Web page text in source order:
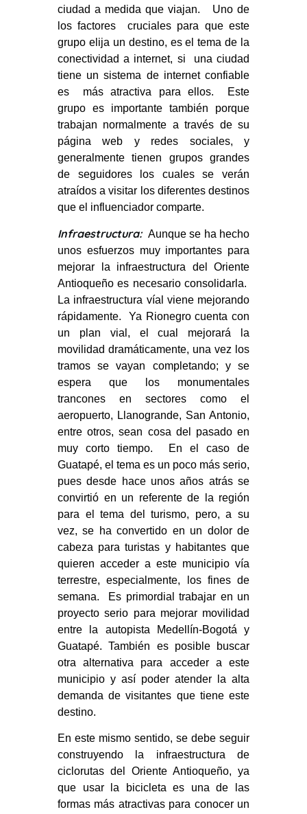
ciudad a medida que viajan. Uno de
los factores cruciales para que este
grupo elija un destino, es el tema de la
conectividad a internet, si una ciudad
tiene un sistema de internet confiable
es más atractiva para ellos. Este
grupo es importante también porque
trabajan normalmente a través de su
página web y redes sociales, y
generalmente tienen grupos grandes
de seguidores los cuales se verán
atraídos a visitar los diferentes destinos
que el influenciador comparte.
Infraestructura: Aunque se ha hecho
unos esfuerzos muy importantes para
mejorar la infraestructura del Oriente
Antioqueño es necesario consolidarla.
La infraestructura víal viene mejorando
rápidamente. Ya Rionegro cuenta con
un plan vial, el cual mejorará la
movilidad dramáticamente, una vez los
tramos se vayan completando; y se
espera que los monumentales
trancones en sectores como el
aeropuerto, Llanogrande, San Antonio,
entre otros, sean cosa del pasado en
muy corto tiempo. En el caso de
Guatapé, el tema es un poco más serio,
pues desde hace unos años atrás se
convirtió en un referente de la región
para el tema del turismo, pero, a su
vez, se ha convertido en un dolor de
cabeza para turistas y habitantes que
quieren acceder a este municipio vía
terrestre, especialmente, los fines de
semana. Es primordial trabajar en un
proyecto serio para mejorar movilidad
entre la autopista Medellín-Bogotá y
Guatapé. También es posible buscar
otra alternativa para acceder a este
municipio y así poder atender la alta
demanda de visitantes que tiene este
destino.
En este mismo sentido, se debe seguir
construyendo la infraestructura de
ciclorutas del Oriente Antioqueño, ya
que usar la bicicleta es una de las
formas más atractivas para conocer un